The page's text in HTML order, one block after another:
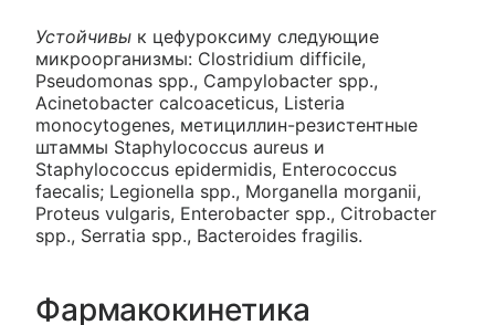
Устойчивы к цефуроксиму следующие
микроорганизмы: Clostridium difficile,
Pseudomonas spp., Campylobacter spp.,
Acinetobacter calcoaceticus, Listeria
monocytogenes, метициллин-резистентные
штаммы Staphylococcus aureus и
Staphylococcus epidermidis, Enterococcus
faecalis; Legionella spp., Morganella morganii,
Proteus vulgaris, Enterobacter spp., Citrobacter
spp., Serratia spp., Bacteroides fragilis.
Фармакокинетика